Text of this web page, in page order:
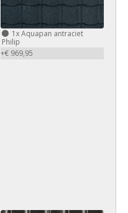
1xAquapan antraciet
Philip
+€ 969,95